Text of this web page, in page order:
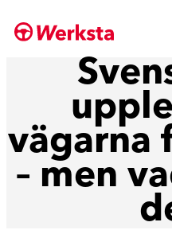
till
Vad önskar du
Digital
Fota skadan med
Skadebesiktning på
Boka tid här
vägarna
– men